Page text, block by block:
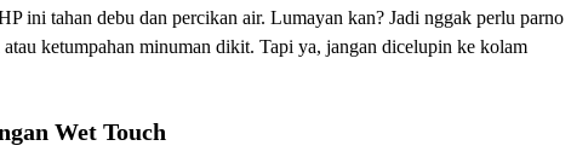
ini tahan debu dan percikan air. Lumayan kan? Jadi nggak perlu parno
ketumpahan minuman dikit. Tapi ya, jangan dicelupin ke kolam
Wet Touch